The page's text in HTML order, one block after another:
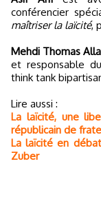
conférencier
maîtriser la laïcité,
Mehdi Thomas
et responsable
think tank
Lire aussi :
La laïcité, une
républicain de
La laïcité en
Zuber